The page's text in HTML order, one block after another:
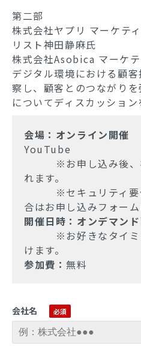
第二部
株式会社ヤプリ マーケテ
リスト神田静麻氏
株式会社Asobica マーケ
デジタル環境における顧
察し、顧客とのつながり
についてディスカッション
会場： オンライン開催
YouTube
※お申し込み後、視
れます。
※セキュリティ要件
合はお申し込みフォーム
開催日時：オンデマン
※お好きなタイ
けます。
参加費：無料
会社名